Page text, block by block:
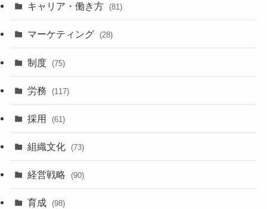
キャリア・働き方 (81)
マーケティング (28)
制度 (75)
労務 (117)
採用 (61)
組織文化 (73)
経営戦略 (90)
育成 (98)